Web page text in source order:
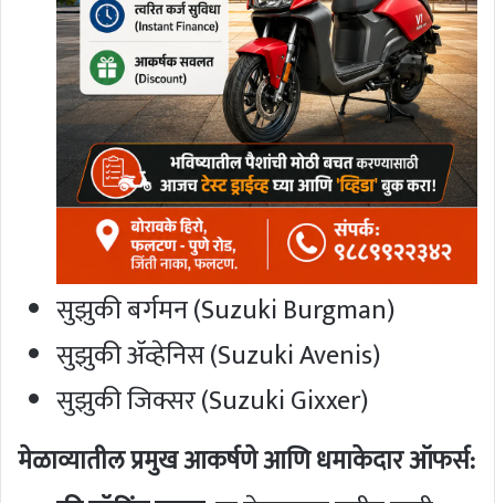
सुझुकी बर्गमन (Suzuki Burgman)
सुझुकी ॲव्हेनिस (Suzuki Avenis)
सुझुकी जिक्सर (Suzuki Gixxer)
मेळाव्यातील प्रमुख आकर्षणे आणि धमाकेदार ऑफर्स: